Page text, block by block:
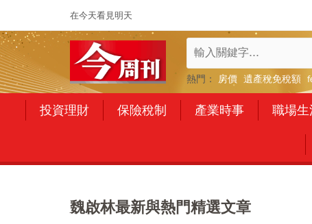
在今天看見明天
熱門： 房價 遺產稅免稅額
投資理財 保險稅制 產業時事 職場生
魏啟林最新與熱門精選文章